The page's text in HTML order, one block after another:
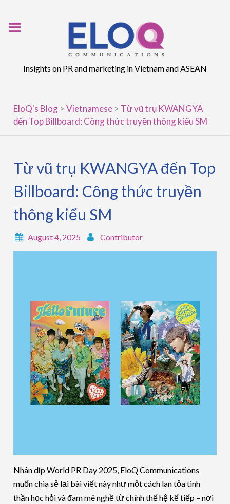
Insights on PR and marketing in Vietnam and ASEAN
EloQ's Blog >Vietnamese > Từ vũ trụ KWANGYA
đến Top Billboard: Công thức truyền thông kiểu SM
Từ vũ trụ KWANGYA đến Top
Billboard: Công thức truyền
thông kiểu SM
August 4, 2025 Contributor
Nhân dịp World PR Day 2025, EloQ Communications
muốn chia sẻ lại bài viết này như một cách lan tỏa tinh
thần học hỏi và đam mê nghề từ chính thế hệ kế tiếp – nơi